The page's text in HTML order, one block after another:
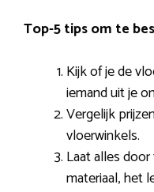
Top-5 tips om te
Kijk of je de
iemand uit je
Vergelijk
vloerwinkels.
Laat alles
materiaal, het